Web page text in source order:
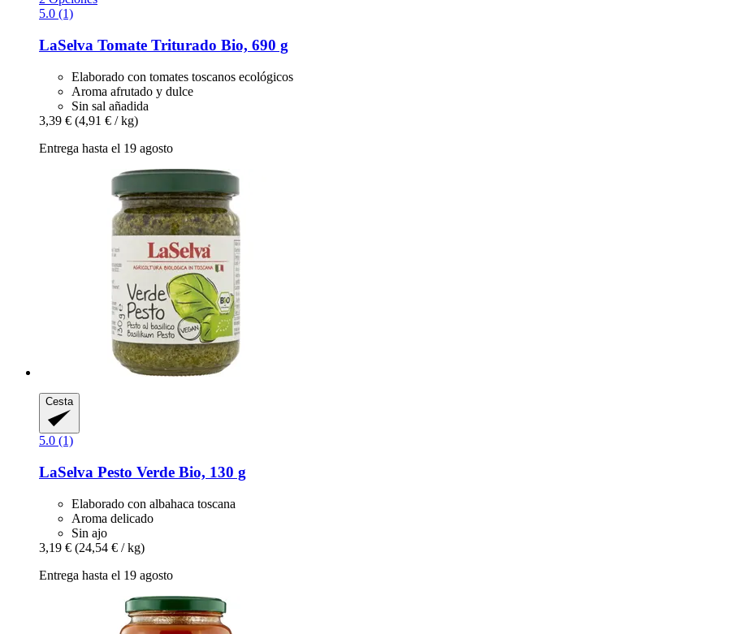
5.0 (1)
LaSelva Tomate Triturado Bio, 690 g
Elaborado con tomates toscanos ecológicos
Aroma afrutado y dulce
Sin sal añadida
3,39 € (4,91 € / kg)
Entrega hasta el 19 agosto
Cesta
5.0 (1)
LaSelva Pesto Verde Bio, 130 g
Elaborado con albahaca toscana
Aroma delicado
Sin ajo
3,19 € (24,54 € / kg)
Entrega hasta el 19 agosto